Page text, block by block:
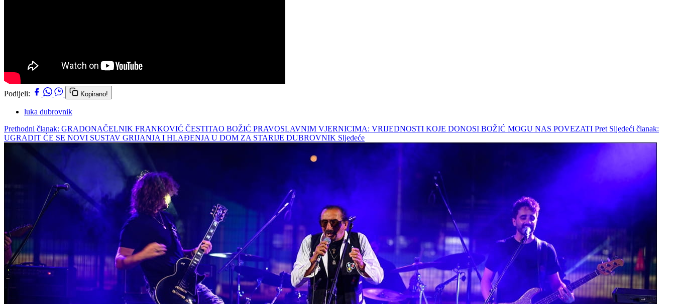
Podijeli: Kopirano!
luka dubrovnik
Prethodni članak: GRADONAČELNIK FRANKOVIĆ ČESTITAO BOŽIĆ PRAVOSLAVNIM VJERNICIMA: VRIJEDNOSTI KOJE DONOSI BOŽIĆ MOGU NAS POVEZATI Pret Sljedeći članak:
UGRADIT ĆE SE NOVI SUSTAV GRIJANJA I HLAĐENJA U DOM ZA STARIJE DUBROVNIK Sljedeće